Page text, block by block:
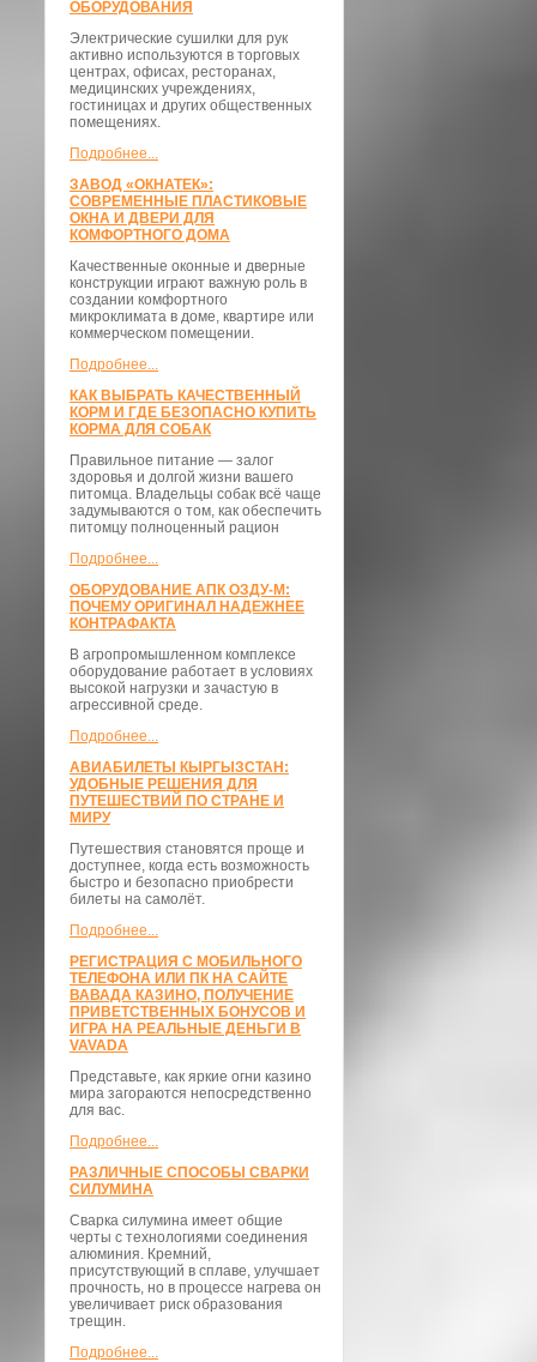
ОБОРУДОВАНИЯ
Электрические сушилки для рук
активно используются в торговых
центрах, офисах, ресторанах,
медицинских учреждениях,
гостиницах и других общественных
помещениях.
Подробнее...
ЗАВОД «ОКНАТЕК»:
СОВРЕМЕННЫЕ ПЛАСТИКОВЫЕ
ОКНА И ДВЕРИ ДЛЯ
КОМФОРТНОГО ДОМА
Качественные оконные и дверные
конструкции играют важную роль в
создании комфортного
микроклимата в доме, квартире или
коммерческом помещении.
Подробнее...
КАК ВЫБРАТЬ КАЧЕСТВЕННЫЙ
КОРМ И ГДЕ БЕЗОПАСНО КУПИТЬ
КОРМА ДЛЯ СОБАК
Правильное питание — залог
здоровья и долгой жизни вашего
питомца. Владельцы собак всё чаще
задумываются о том, как обеспечить
питомцу полноценный рацион
Подробнее...
ОБОРУДОВАНИЕ АПК ОЗДУ-М:
ПОЧЕМУ ОРИГИНАЛ НАДЕЖНЕЕ
КОНТРАФАКТА
В агропромышленном комплексе
оборудование работает в условиях
высокой нагрузки и зачастую в
агрессивной среде.
Подробнее...
АВИАБИЛЕТЫ КЫРГЫЗСТАН:
УДОБНЫЕ РЕШЕНИЯ ДЛЯ
ПУТЕШЕСТВИЙ ПО СТРАНЕ И
МИРУ
Путешествия становятся проще и
доступнее, когда есть возможность
быстро и безопасно приобрести
билеты на самолёт.
Подробнее...
РЕГИСТРАЦИЯ С МОБИЛЬНОГО
ТЕЛЕФОНА ИЛИ ПК НА САЙТЕ
ВАВАДА КАЗИНО, ПОЛУЧЕНИЕ
ПРИВЕТСТВЕННЫХ БОНУСОВ И
ИГРА НА РЕАЛЬНЫЕ ДЕНЬГИ В
VAVADA
Представьте, как яркие огни казино
мира загораются непосредственно
для вас.
Подробнее...
РАЗЛИЧНЫЕ СПОСОБЫ СВАРКИ
СИЛУМИНА
Сварка силумина имеет общие
черты с технологиями соединения
алюминия. Кремний,
присутствующий в сплаве, улучшает
прочность, но в процессе нагрева он
увеличивает риск образования
трещин.
Подробнее...